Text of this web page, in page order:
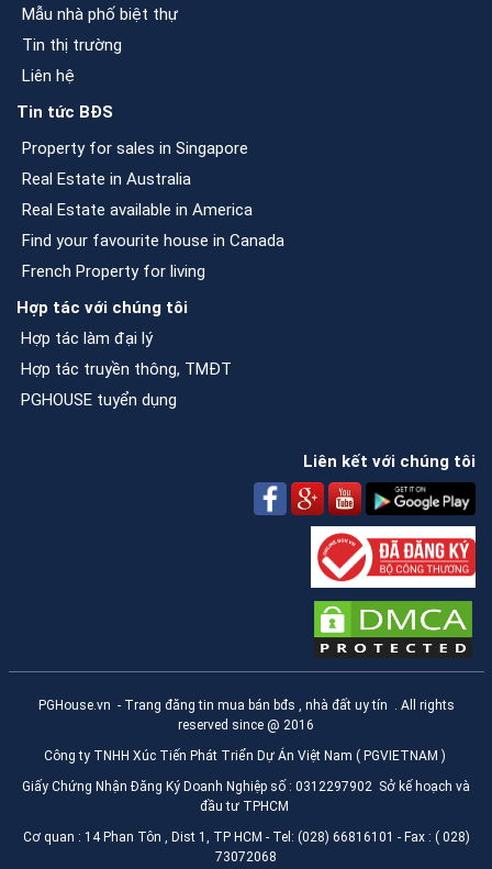
Mẫu nhà phố biệt thự
Tin thị trường
Liên hệ
Tin tức BĐS
Property for sales in Singapore
Real Estate in Australia
Real Estate available in America
Find your favourite house in Canada
French Property for living
Hợp tác với chúng tôi
Hợp tác làm đại lý
Hợp tác truyền thông, TMĐT
PGHOUSE tuyển dụng
Liên kết với chúng tôi
PGHouse.vn - Trang đăng tin mua bán bđs , nhà đất uy tín . All rights
reserved since @ 2016
Công ty TNHH Xúc Tiến Phát Triển Dự Án Việt Nam ( PGVIETNAM )
Giấy Chứng Nhận Đăng Ký Doanh Nghiệp số : 0312297902 Sở kế hoạch và
đầu tư TPHCM
Cơ quan : 14 Phan Tôn , Dist 1, TP HCM - Tel: (028) 66816101 - Fax : ( 028)
73072068